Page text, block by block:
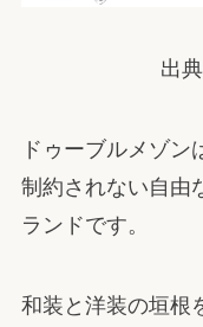
出典
ドゥーブルメゾン
制約されない自由
ランドです。
和装と洋装の垣根